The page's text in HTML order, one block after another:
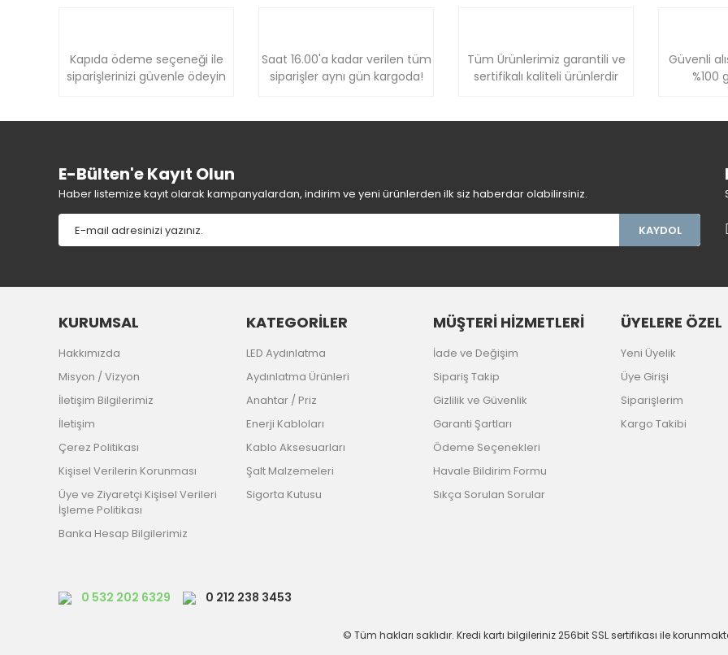
Ürün bilgilerinde hatalar bulunuyor.
Ürün fiyatı diğer sitelerden daha pahalı.
Kapıda ödeme seçeneği ile
siparişlerinizi güvenle ödeyin
Saat 16.00'a kadar verilen tüm
siparişler aynı gün kargoda!
Tüm Ürünlerimiz garantili ve
sertifikalı kaliteli ürünlerdir
Güvenli
%100
E-Bülten'e Kayıt Olun
Haber listemize kayıt olarak kampanyalardan, indirim ve yeni ürünlerden ilk siz haberdar olabilirsiniz.
KAYDOL
KURUMSAL
Hakkımızda
Misyon / Vizyon
İletişim Bilgilerimiz
İletişim
Çerez Politikası
Kişisel Verilerin Korunması
Üye ve Ziyaretçi Kişisel Verileri
İşleme Politikası
Banka Hesap Bilgilerimiz
KATEGORİLER
LED Aydınlatma
Aydınlatma Ürünleri
Anahtar / Priz
Enerji Kabloları
Kablo Aksesuarları
Şalt Malzemeleri
Sigorta Kutusu
MÜŞTERİ HİZMETLERİ
İade ve Değişim
Sipariş Takip
Gizlilik ve Güvenlik
Garanti Şartları
Ödeme Seçenekleri
Havale Bildirim Formu
Sıkça Sorulan Sorular
ÜYELERE ÖZEL
Yeni Üyelik
Üye Girişi
Siparişlerim
Kargo Takibi
0 532 202 6329 0 212 238 3453
© Tüm hakları saklıdır. Kredi kartı bilgileriniz 256bit SSL sertifikası ile